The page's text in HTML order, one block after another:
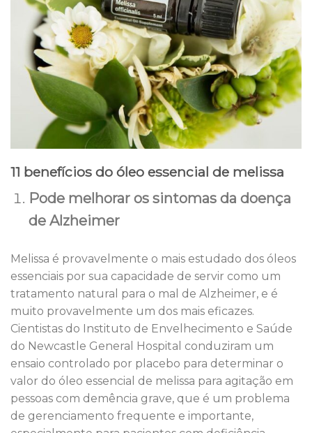
11 benefícios do óleo essencial de melissa
Pode melhorar os sintomas da doença
de Alzheimer
Melissa é provavelmente o mais estudado dos óleos
essenciais por sua capacidade de servir como um
tratamento natural para o mal de Alzheimer, e é
muito provavelmente um dos mais eficazes.
Cientistas do Instituto de Envelhecimento e Saúde
do Newcastle General Hospital conduziram um
ensaio controlado por placebo para determinar o
valor do óleo essencial de melissa para agitação em
pessoas com demência grave, que é um problema
de gerenciamento frequente e importante,